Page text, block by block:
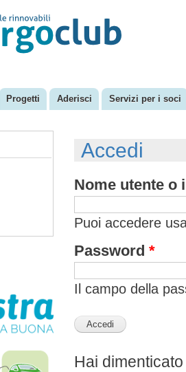
Progetti Aderisci Servizi per i soci
Accedi
Nome utente
Puoi accedere
Password *
Il campo della
Hai